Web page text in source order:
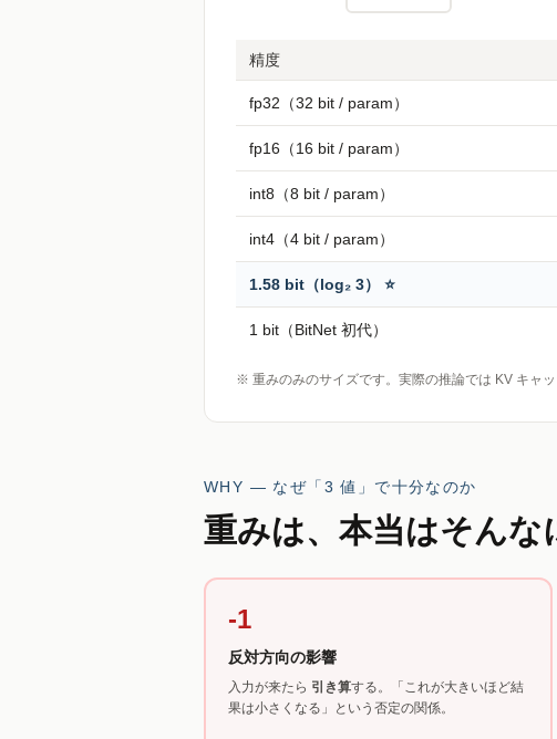
精度
fp32（32 bit / param）
fp16（16 bit / param）
int8（8 bit / param）
int4（4 bit / param）
1.58 bit（log₂ 3） ⭐
1 bit（BitNet 初代）
※ 重みのみのサイズです。実際の推論では KV キャ
WHY — なぜ「3 値」で十分なのか
重みは、本当はそんな
-1
反対方向の影響
入力が来たら 引き算する。「これが大きいほど結
果は小さくなる」という否定の関係。